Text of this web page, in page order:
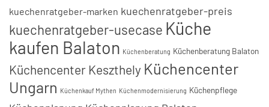
kuechenratgeber-marken kuechenratgeber-preis
kuechenratgeber-usecase Küche
kaufen Balaton Küchenberatung Küchenberatung Balaton
Küchencenter Keszthely Küchencenter
Ungarn Küchenkauf Mythen Küchenmodernisierung Küchenpflege